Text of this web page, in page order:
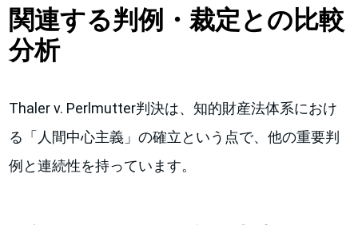
関連する判例・裁定との比較
分析
Thaler v. Perlmutter判決は、知的財産法体系におけ
る「人間中心主義」の確立という点で、他の重要判
例と連続性を持っています。